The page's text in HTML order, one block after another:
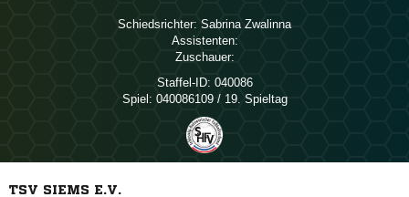
Schiedsrichter:  
Assistenten:
Zuschauer:
Staffel-ID: 040086
Spiel: 040086109 / 19. Spieltag
TSV SIEMS E.V.